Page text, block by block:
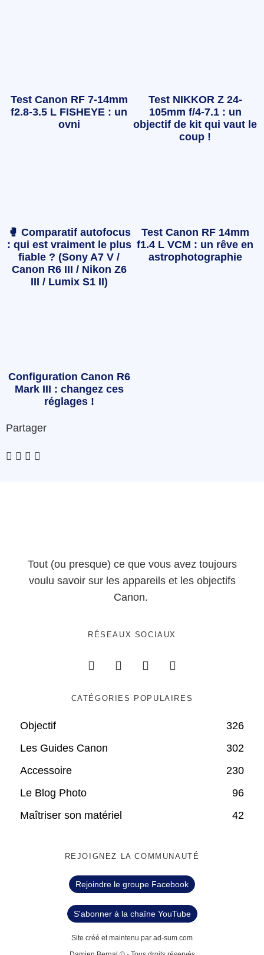
Test Canon RF 7-14mm
f2.8-3.5 L FISHEYE : un
ovni
Test NIKKOR Z 24-
105mm f/4-7.1 : un
objectif de kit qui vaut le
coup !
🥊 Comparatif autofocus
: qui est vraiment le plus
fiable ? (Sony A7 V /
Canon R6 III / Nikon Z6
III / Lumix S1 II)
Test Canon RF 14mm
f1.4 L VCM : un rêve en
astrophotographie
Configuration Canon R6
Mark III : changez ces
réglages !
Partager
Tout (ou presque) ce que vous avez toujours
voulu savoir sur les appareils et les objectifs
Canon.
RÉSEAUX SOCIAUX
CATÉGORIES POPULAIRES
Objectif
326
Les Guides Canon
302
Accessoire
230
Le Blog Photo
96
Maîtriser son matériel
42
REJOIGNEZ LA COMMUNAUTÉ
Rejoindre le groupe Facebook
S'abonner à la chaîne YouTube
Site créé et maintenu par ad-sum.com